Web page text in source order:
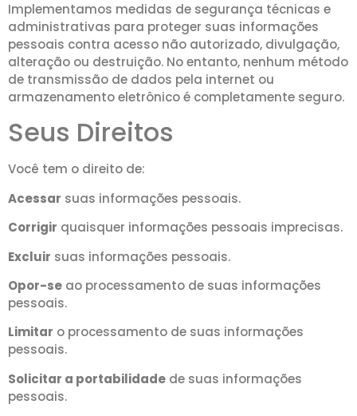
Implementamos medidas de segurança técnicas e
administrativas para proteger suas informações
pessoais contra acesso não autorizado, divulgação,
alteração ou destruição. No entanto, nenhum método
de transmissão de dados pela internet ou
armazenamento eletrônico é completamente seguro.
Seus Direitos
Você tem o direito de:
Acessar suas informações pessoais.
Corrigir quaisquer informações pessoais imprecisas.
Excluir suas informações pessoais.
Opor-se ao processamento de suas informações
pessoais.
Limitar o processamento de suas informações
pessoais.
Solicitar a portabilidade de suas informações
pessoais.